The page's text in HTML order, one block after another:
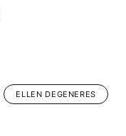
ELLEN DEGENERES